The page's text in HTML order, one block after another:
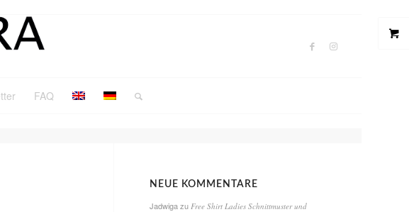
FAQ
NEUE KOMMENTARE
Jadwigazu Free Shirt Ladies Schnittmuster und